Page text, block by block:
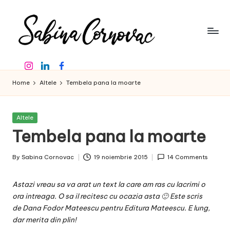
content
a
b
in
a
C
o
r
n
o
creator
de
16
InstagramLinkedinFacebook
Home Altele Tembela pana la moarte
Posted
Altele
Tembela pana la moarte
Posted
By Sabina Cornovac 19 noiembrie 2015 14 Comments
Astazi vreau sa va arat un text la care am ras cu lacrimi o
ora intreaga. O sa il recitesc cu ocazia asta 🙂 Este scris
de Dana Fodor Mateescu pentruEditura Mateescu. E lung,
dar merita din plin!